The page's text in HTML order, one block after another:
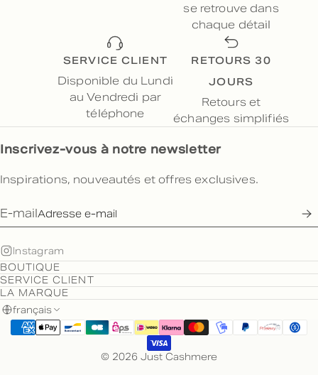
se retrouve dans
chaque détail
SERVICE CLIENT
Disponible du Lundi
au Vendredi par
téléphone
RETOURS 30
JOURS
Retours et
échanges simplifiés
Inscrivez-vous à notre newsletter
Inspirations, nouveautés et offres exclusives.
E-mail
Instagram
BOUTIQUE
SERVICE CLIENT
LA MARQUE
français
© 2026 Just Cashmere